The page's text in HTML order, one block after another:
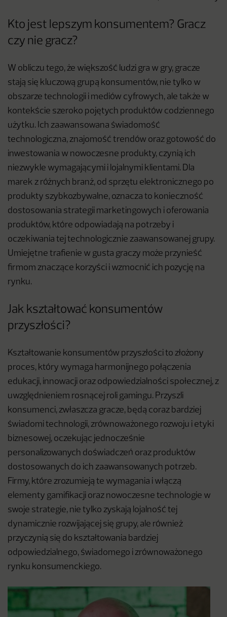
Kto jest lepszym konsumentem? Gracz
czy nie gracz?
W obliczu tego, że większość ludzi gra w gry, gracze
stają się kluczową grupą konsumentów, nie tylko w
obszarze technologii i mediów cyfrowych, ale także w
kontekście szeroko pojętych produktów codziennego
użytku. Ich zaawansowana świadomość
technologiczna, znajomość trendów oraz gotowość do
inwestowania w nowoczesne produkty, czynią ich
niezwykle wymagającymi i lojalnymi klientami. Dla
marek z różnych branż, od sprzętu elektronicznego po
produkty szybkozbywalne, oznacza to konieczność
dostosowania strategii marketingowych i oferowania
produktów, które odpowiadają na potrzeby i
oczekiwania tej technologicznie zaawansowanej grupy.
Umiejętne trafienie w gusta graczy może przynieść
firmom znaczące korzyści i wzmocnić ich pozycję na
rynku.
Jak kształtować konsumentów
przyszłości?
Kształtowanie konsumentów przyszłości to złożony
proces, który wymaga harmonijnego połączenia
edukacji, innowacji oraz odpowiedzialności społecznej, z
uwzględnieniem rosnącej roli gamingu. Przyszli
konsumenci, zwłaszcza gracze, będą coraz bardziej
świadomi technologii, zrównoważonego rozwoju i etyki
biznesowej, oczekując jednocześnie
personalizowanych doświadczeń oraz produktów
dostosowanych do ich zaawansowanych potrzeb.
Firmy, które zrozumieją te wymagania i włączą
elementy gamifikacji oraz nowoczesne technologie w
swoje strategie, nie tylko zyskają lojalność tej
dynamicznie rozwijającej się grupy, ale również
przyczynią się do kształtowania bardziej
odpowiedzialnego, świadomego i zrównoważonego
rynku konsumenckiego.